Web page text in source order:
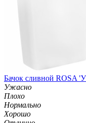
Бачок сливной ROSA
Ужасно
Плохо
Нормально
Хорошо